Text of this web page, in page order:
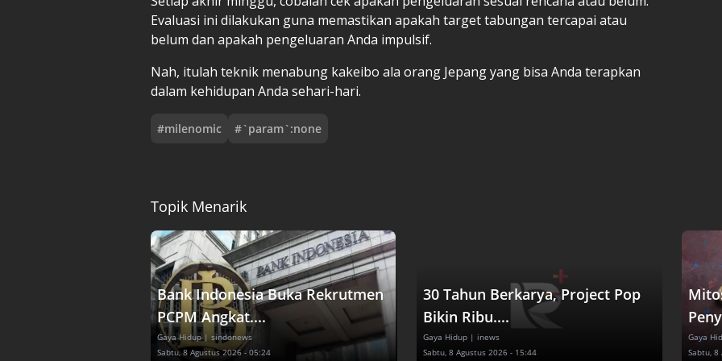
Evaluasi ini dilakukan guna memastikan apakah target tabungan tercapai atau
belum dan apakah pengeluaran Anda impulsif.
Nah, itulah teknik menabung kakeibo ala orang Jepang yang bisa Anda terapkan
dalam kehidupan Anda sehari-hari.
#milenomic #`param`:none
Topik Menarik
Bank Indonesia Buka Rekrutmen
PCPM Angkat....
Gaya Hidup | sindonews
Sabtu, 8 Agustus 2026 - 05:24
30 Tahun Berkarya, Project Pop
Bikin Ribu....
Gaya Hidup | inews
Sabtu, 8 Agustus 2026 - 15:44
Gaya
Sabtu, 8